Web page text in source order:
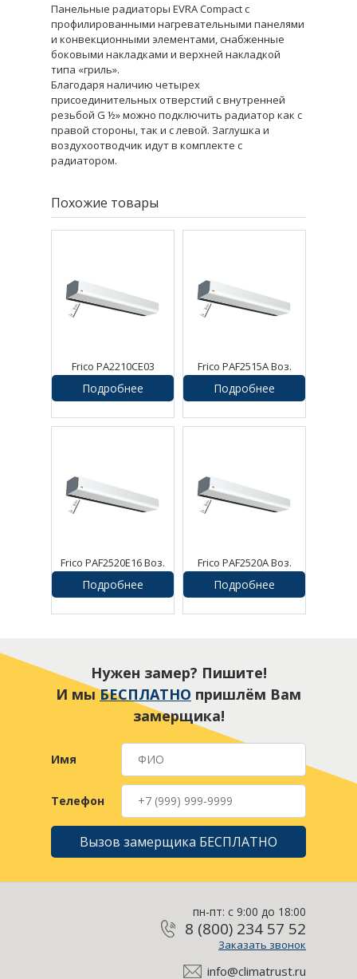
Панельные радиаторы EVRA Compact с
профилированными нагревательными панелями
и конвекционными элементами, снабженные
боковыми накладками и верхней накладкой
типа «гриль».
Благодаря наличию четырех
присоединительных отверстий с внутренней
резьбой G ½» можно подключить радиатор как с
правой стороны, так и с левой. Заглушка и
воздухоотводчик идут в комплекте с
радиатором.
Похожие товары
Frico PA2210CE03
Воздушная завеса
Подробнее
Frico PAF2515A Воз.
завеса Pamir
Подробнее
Frico PAF2520E16 Воз.
завеса Pamir
Подробнее
Frico PAF2520A Воз.
завеса Pamir
Подробнее
Нужен замер? Пишите!
И мыБЕСПЛАТНО пришлём Вам
замерщика!
Имя
Телефон
Вызов замерщика БЕСПЛАТНО
пн-пт: с 9:00 до 18:00
8 (800) 234 57 52
Заказать звонок
info@climatrust.ru